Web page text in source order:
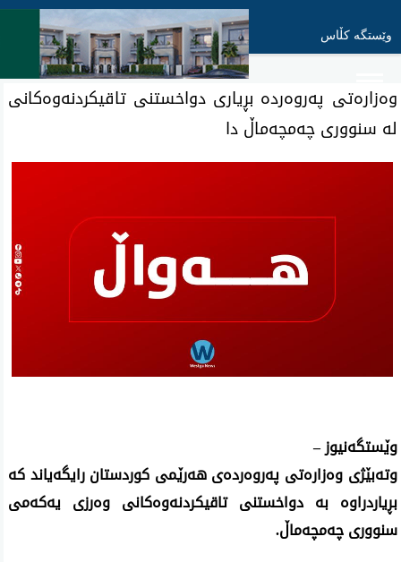
وێستگە کڵاس
وه‌زاره‌تی‌ په‌روه‌رده‌ بڕیاری‌ دواخستنی‌ تاقیكردنه‌وه‌كانی‌
له‌ سنووری‌ چه‌مچه‌ماڵ‌ دا
وێستگه‌نیوز –
وته‌بێژی وه‌زاره‌تی په‌روه‌رده‌ی‌ هه‌رێمی‌ كوردستان رایگه‌یاند كه‌
بڕیاردراوه‌ به‌ دواخستنی‌ تاقیكردنه‌وه‌كانی‌ وه‌رزی‌ یه‌كه‌می‌
سنووری‌ چه‌مچه‌ماڵ‌.